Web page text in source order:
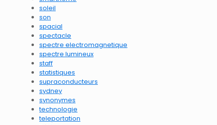
soleil
son
spacial
spectacle
spectre electromagnetique
spectre lumineux
staff
statistiques
supraconducteurs
sydney
synonymes
technologie
teleportation